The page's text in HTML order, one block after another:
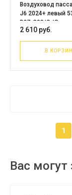
Воздуховод
J6 2024+ левый
B27-C00/C /
2 610 руб.
В
1
Вас могут